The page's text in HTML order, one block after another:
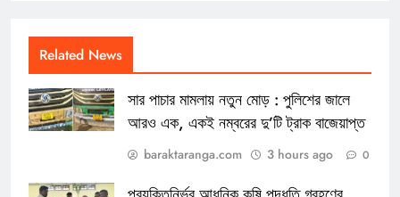
Related News
সার পাচার মামলায় নতুন মোড় : পুলিশের জালে
আরও এক, একই নম্বরের দু’টি ট্রাক বাজেয়াপ্ত
baraktaranga.com 3 hours ago 0